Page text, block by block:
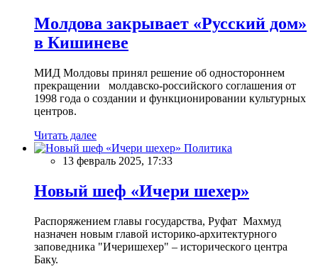
Молдова закрывает «Русский дом»
в Кишиневе
МИД Молдовы принял решение об одностороннем
прекращении молдавско-российского соглашения от
1998 года о создании и функционировании культурных
центров.
Читать далее
Политика
13 февраль 2025, 17:33
Новый шеф «Ичери шехер»
Распоряжением главы государства, Руфат Махмуд
назначен новым главой историко-архитектурного
заповедника "Ичеришехер" – исторического центра
Баку.